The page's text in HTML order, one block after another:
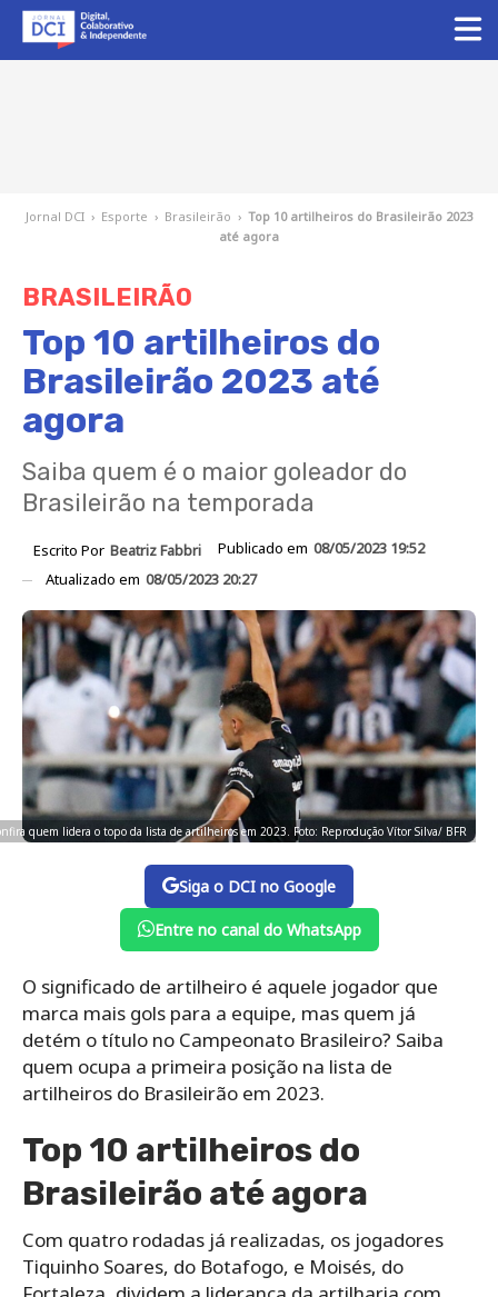
Jornal DCI › Esporte › Brasileirão › Top 10 artilheiros do Brasileirão 2023
até agora
BRASILEIRÃO
Top 10 artilheiros do
Brasileirão 2023 até
agora
Saiba quem é o maior goleador do
Brasileirão na temporada
Escrito Por Beatriz Fabbri Publicado em 08/05/2023 19:52
Atualizado em 08/05/2023 20:27
quem lidera o topo da lista de artilheiros em 2023. Foto: Reprodução Vítor Silva/ BFR
Siga o DCI no Google
Entre no canal do WhatsApp
O significado de artilheiro é aquele jogador que
marca mais gols para a equipe, mas quem já
detém o título no Campeonato Brasileiro? Saiba
quem ocupa a primeira posição na lista de
artilheiros do Brasileirão em 2023.
Top 10 artilheiros do
Brasileirão até agora
Com quatro rodadas já realizadas, os jogadores
Tiquinho Soares, do Botafogo, e Moisés, do